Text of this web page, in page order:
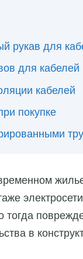
рукав для
для кабелей
кабелей
покупке
тогда
в